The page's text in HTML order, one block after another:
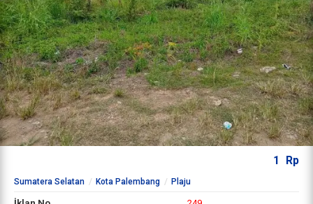
1 Rp
Sumatera Selatan Kota Palembang Plaju